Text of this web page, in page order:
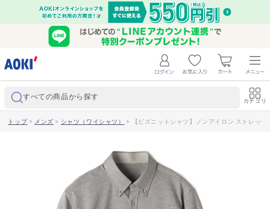
すべての商品から探す カテゴリ
トップ> メンズ > シャツ（ワイシャツ） > 【ビズニットシャツ】ノンアイロン ストレッチ